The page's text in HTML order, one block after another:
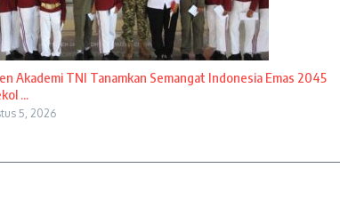
Akademi TNI Tanamkan Semangat Indonesia Emas 2045
...
5, 2026